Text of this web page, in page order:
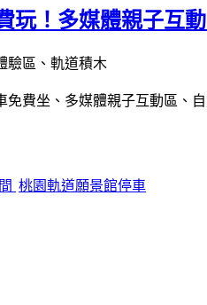
玩！多媒體親子互
免費坐、多媒體親子互動區、
桃園軌道願景館停車